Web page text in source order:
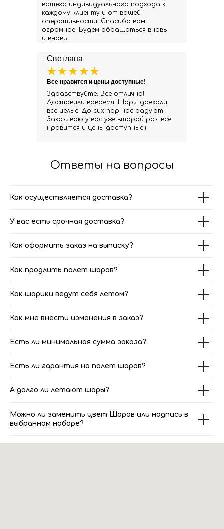
вашего индивидуального подхода к
каждому клиенту и от вашей
оперативности. Спасибо вам
огромное. Будем обращаться вновь
и вновь.
Светлана
Здравствуйте. Все отлично!
Доставили вовремя. Шары доехали
все целые. До сих пор нас радуют!
Заказываю у вас уже второй раз, все
нравится и цены доступные!)
Все нравится и цены доступные!
Ответы на вопросы
Как осуществляется доставка?
У вас есть срочная доставка?
Как оформить заказ на выписку?
Как продлить полет шаров?
Как шарики ведут себя летом?
Как мне внести изменения в заказ?
Есть ли минимальная сумма заказа?
Есть ли гарантия на полет шаров?
А долго ли летают шары?
Можно ли заменить цвет Шаров или надпись в
выбранном наборе?